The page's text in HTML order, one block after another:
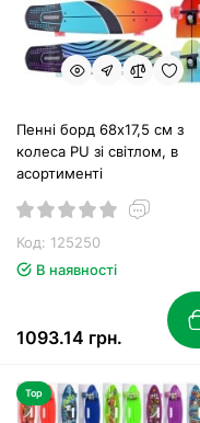
Пенні борд 68х17,5 см з
колеса PU зі світлом, в
асортименті
Код: 125250
В наявності
1093.14 грн.
Top